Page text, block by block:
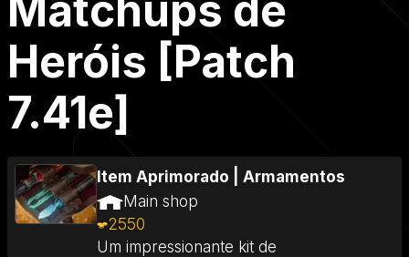
Heróis [Patch
7.41e]
Item Aprimorado
Armamentos
Main shop
2550
Um impressionante kit de